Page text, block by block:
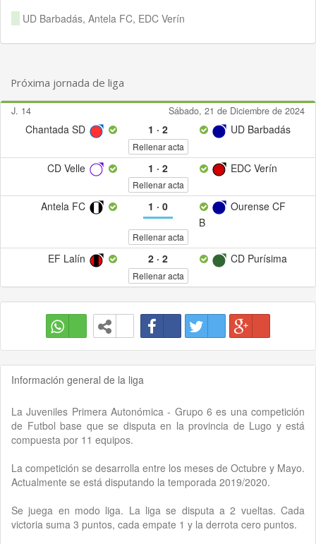
UD Barbadás, Antela FC, EDC Verín
Próxima jornada de liga
J. 14 Sábado, 21 de Diciembre de 2024
Chantada SD 1 · 2 UD Barbadás
Rellenar acta
CD Velle 1 · 2 EDC Verín
Rellenar acta
Antela FC 1 · 0
Ourense CF
B
Rellenar acta
EF Lalín 2· 2 CD Purísima
Rellenar acta
Información general de la liga
La Juveniles Primera Autonómica - Grupo 6 es una competición
de Futbol base que se disputa en la provincia de Lugo y está
compuesta por 11 equipos.
La competición se desarrolla entre los meses de Octubre y Mayo.
Actualmente se está disputando la temporada 2019/2020.
Se juega en modo liga. La liga se disputa a 2 vueltas. Cada
victoria suma 3 puntos, cada empate 1 y la derrota cero puntos.